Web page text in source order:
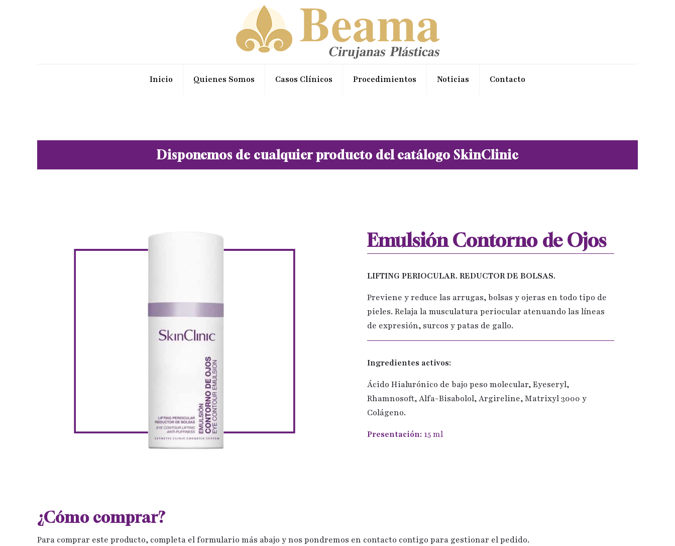
Inicio Quienes Somos Casos Clínicos Procedimientos Noticias Contacto
Disponemos de cualquier producto del catálogo SkinClinic
Emulsión Contorno de Ojos
LIFTING PERIOCULAR. REDUCTOR DE BOLSAS.
Previene y reduce las arrugas, bolsas y ojeras en todo tipo de
pieles. Relaja la musculatura periocular atenuando las líneas
de expresión, surcos y patas de gallo.
Ingredientes activos:
Ácido Hialurónico de bajo peso molecular, Eyeseryl,
Rhamnosoft, Alfa-Bisabolol, Argireline, Matrixyl 3000 y
Colágeno.
Presentación: 15 ml
¿Cómo comprar?
Para comprar este producto, completa el formulario más abajo y nos pondremos en contacto contigo para gestionar el pedido.